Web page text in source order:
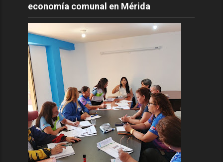
economía comunal en Mérida